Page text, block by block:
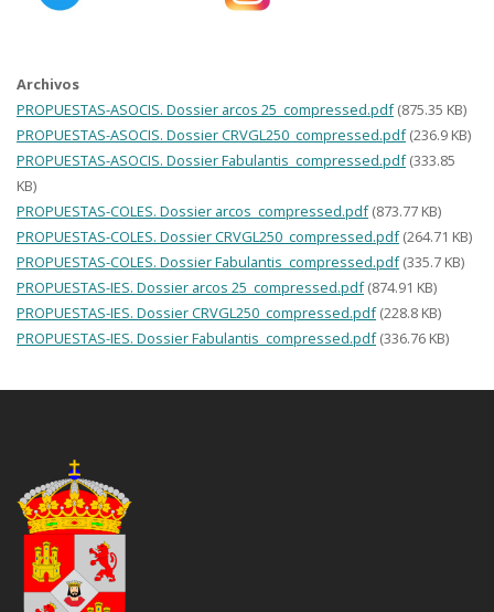
Archivos
PROPUESTAS-ASOCIS. Dossier arcos 25_compressed.pdf (875.35 KB)
PROPUESTAS-ASOCIS. Dossier CRVGL250_compressed.pdf (236.9 KB)
PROPUESTAS-ASOCIS. Dossier Fabulantis_compressed.pdf (333.85
KB)
PROPUESTAS-COLES. Dossier arcos_compressed.pdf (873.77 KB)
PROPUESTAS-COLES. Dossier CRVGL250_compressed.pdf (264.71 KB)
PROPUESTAS-COLES. Dossier Fabulantis_compressed.pdf (335.7 KB)
PROPUESTAS-IES. Dossier arcos 25_compressed.pdf (874.91 KB)
PROPUESTAS-IES. Dossier CRVGL250_compressed.pdf (228.8 KB)
PROPUESTAS-IES. Dossier Fabulantis_compressed.pdf (336.76 KB)